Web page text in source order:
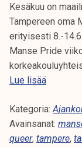
l
k
u
e
e
s
a
1
3
Kesäkuu on
Tampereen oma
erityisesti 8.-
Manse Pride
Lue lisääM
n
s
e
Kategoria:
Avainsanat:
queer, tampere,